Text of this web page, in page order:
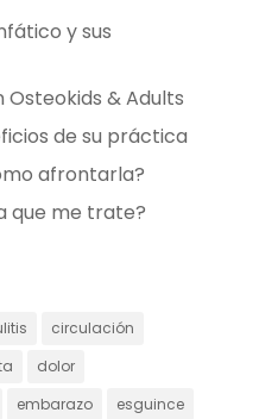
y sus
& Adults
de su práctica
afrontarla?
que me trate?
circulación
dolor
embarazo
esguince